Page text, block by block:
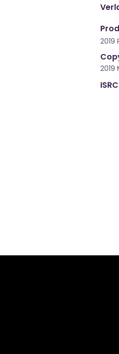
2019
ISRC